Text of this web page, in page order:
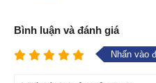
Bình luận và đánh giá
Nhấn vào